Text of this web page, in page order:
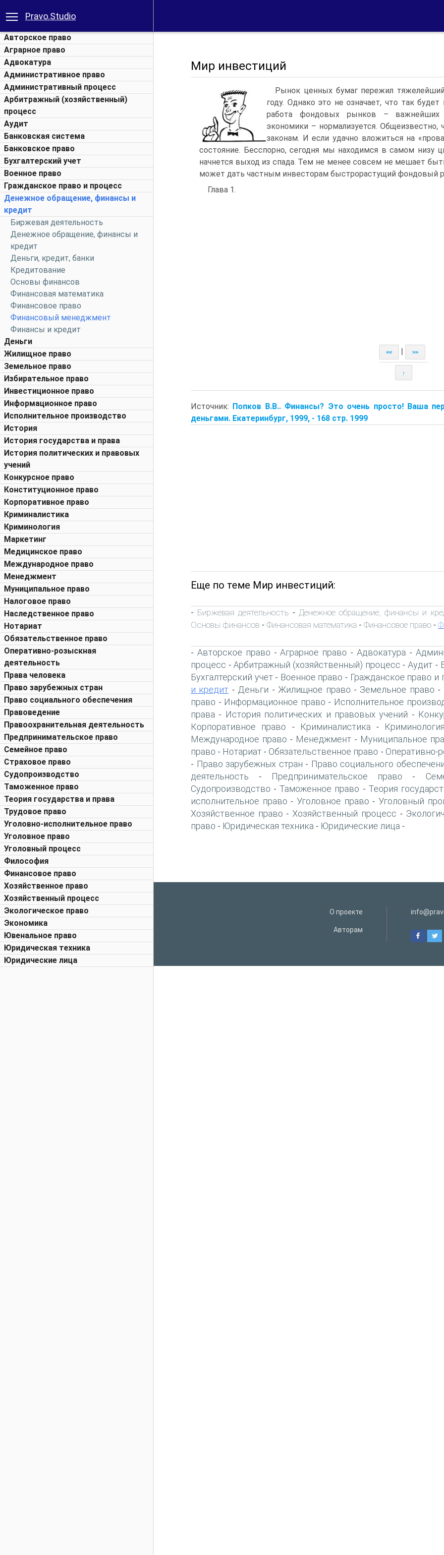
Pravo.Studio
Авторское право
Аграрное право
Адвокатура
Административное право
Административный процесс
Арбитражный (хозяйственный)
процесс
Аудит
Банковская система
Банковское право
Бухгалтерский учет
Военное право
Гражданское право и процесс
Денежное обращение, финансы и
кредит
Биржевая деятельность
Денежное обращение, финансы и
кредит
Деньги, кредит, банки
Кредитование
Основы финансов
Финансовая математика
Финансовое право
Финансовый менеджмент
Финансы и кредит
Деньги
Жилищное право
Земельное право
Избирательное право
Инвестиционное право
Информационное право
Исполнительное производство
История
История государства и права
История политических и правовых
учений
Конкурсное право
Конституционное право
Корпоративное право
Криминалистика
Криминология
Маркетинг
Медицинское право
Международное право
Менеджмент
Муниципальное право
Налоговое право
Наследственное право
Нотариат
Обязательственное право
Оперативно-розыскная
деятельность
Права человека
Право зарубежных стран
Право социального обеспечения
Правоведение
Правоохранительная деятельность
Предпринимательское право
Семейное право
Страховое право
Судопроизводство
Таможенное право
Теория государства и права
Трудовое право
Уголовно-исполнительное право
Уголовное право
Уголовный процесс
Философия
Финансовое право
Хозяйственное право
Хозяйственный процесс
Экологическое право
Экономика
Ювенальное право
Юридическая техника
Юридические лица
Мир инвестиций
Рынок ценных бумаг пережил
году. Однако это не означает, что так
работа фондовых рынков – важнейших
экономики – нормализуется.
законам. И если удачно вложиться на
состояние. Бесспорно, сегодня мы находимся в самом низу
начнется выход из спада. Тем не менее совсем не мешает
может дать частным инвесторам быстрорастущий фондовый
Глава 1.
<< >>
↑
Источник: Попков В.В.. Финансы? Это очень просто! Ваша
деньгами. Екатеринбург, 1999, - 168 стр. 1999
Еще по теме Мир инвестиций:
- Биржевая деятельность - Денежное обращение, финансы и
Основы финансов - Финансовая математика - Финансовое право -
- Авторское право -Аграрное право - Адвокатура -
процесс -Арбитражный (хозяйственный) процесс -Аудит -
Бухгалтерский учет- Военное право - Гражданское право и
и кредит - Деньги - Жилищное право - Земельное право -
право - Информационное право - Исполнительное
права - История политических и правовых учений -
Корпоративное право - Криминалистика - Криминология
Международное право - Менеджмент - Муниципальное
право - Нотариат - Обязательственное право - Оперативно-
- Право зарубежных стран - Право социального
деятельность - Предпринимательское право -
Судопроизводство -Таможенное право - Теория
исполнительное право -Уголовное право -Уголовный
Хозяйственное право - Хозяйственный процесс -
право - Юридическая техника - Юридические лица -
О проекте
Авторам